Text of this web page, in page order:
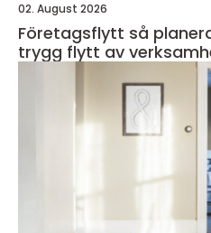
02. August 2026
Företagsflytt så planerar du en smidig och
trygg flytt av